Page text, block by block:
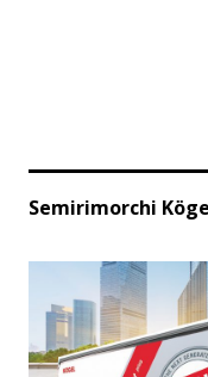
Semirimorchi